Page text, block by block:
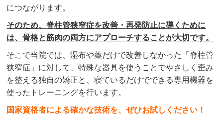
につながります。
そのため、脊柱管狭窄症を改善・再発防止に導くために
は、骨格と筋肉の両方にアプローチすることが大切です。
そこで当院では、湿布や薬だけで改善しなかった「 脊柱管
狭窄症」 に対して、特殊な器具を使うことでやさしく歪み
を整える独自の矯正と、寝ているだけでできる専用機器を
使ったトレーニングを行います。
国家資格者による確かな技術を、ぜひお試しください！